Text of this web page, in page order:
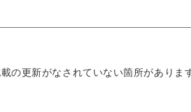
の更新がなされていない箇所がありま